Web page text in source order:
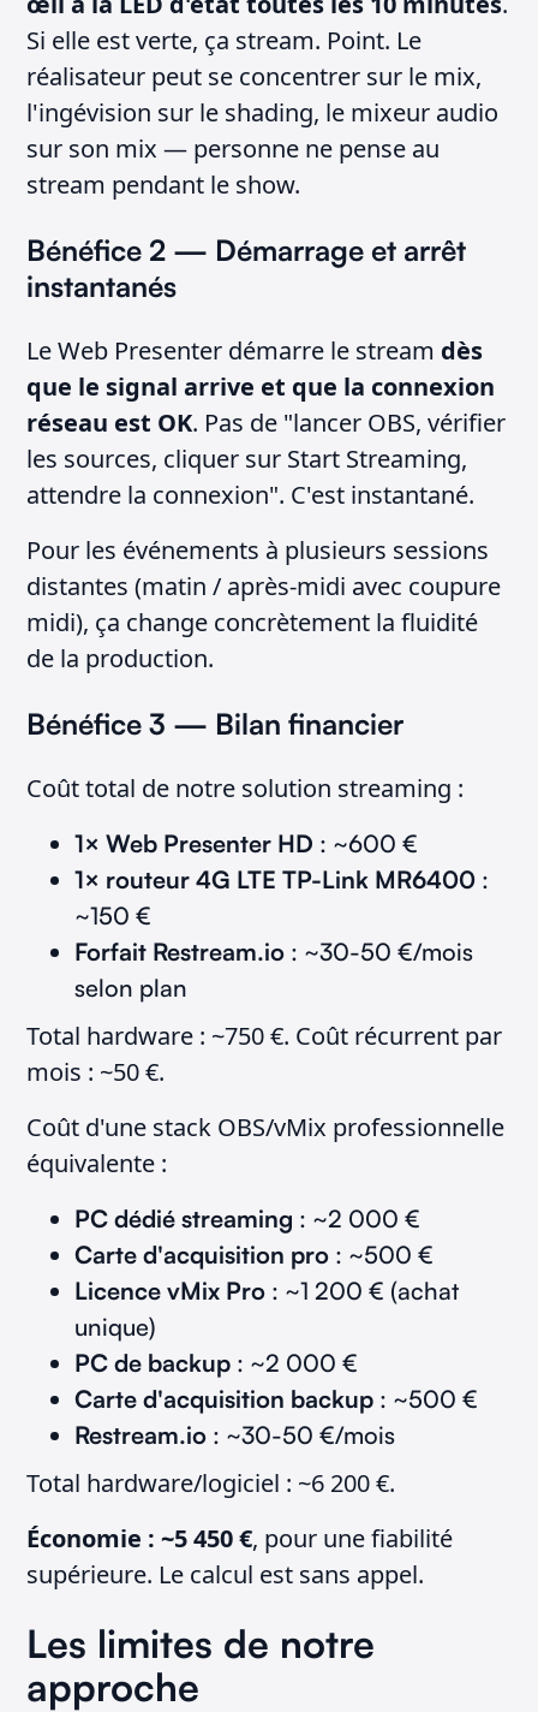
Si elle est verte, ça stream. Point. Le
réalisateur peut se concentrer sur le mix,
l'ingévision sur le shading, le mixeur audio
sur son mix — personne ne pense au
stream pendant le show.
Bénéfice 2 — Démarrage et arrêt
instantanés
Le Web Presenter démarre le stream dès
que le signal arrive et que la connexion
réseau est OK. Pas de "lancer OBS, vérifier
les sources, cliquer sur Start Streaming,
attendre la connexion". C'est instantané.
Pour les événements à plusieurs sessions
distantes (matin / après-midi avec coupure
midi), ça change concrètement la fluidité
de la production.
Bénéfice 3 — Bilan financier
Coût total de notre solution streaming :
1× Web Presenter HD : ~600 €
1× routeur 4G LTE TP-Link MR6400 :
~150 €
Forfait Restream.io : ~30-50 €/mois
selon plan
Total hardware : ~750 €. Coût récurrent par
mois : ~50 €.
Coût d'une stack OBS/vMix professionnelle
équivalente :
PC dédié streaming : ~2 000 €
Carte d'acquisition pro : ~500 €
Licence vMix Pro : ~1 200 € (achat
unique)
PC de backup : ~2 000 €
Carte d'acquisition backup : ~500 €
Restream.io : ~30-50 €/mois
Total hardware/logiciel : ~6 200 €.
Économie : ~5 450 €, pour une fiabilité
supérieure. Le calcul est sans appel.
Les limites de notre
approche